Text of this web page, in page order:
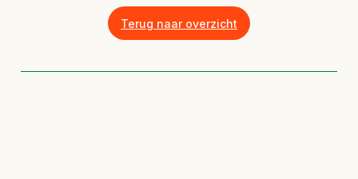
Terug naar overzicht